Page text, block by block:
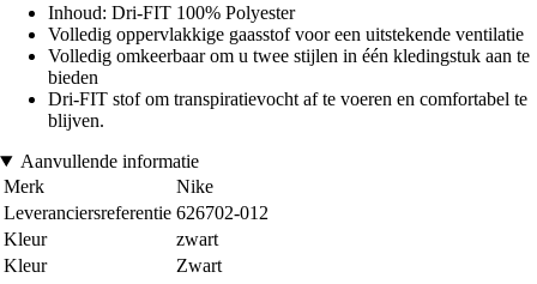
Inhoud: Dri-FIT 100% Polyester
Volledig oppervlakkige gaasstof voor een uitstekende ventilatie
Volledig omkeerbaar om u twee stijlen in één kledingstuk aan te
bieden
Dri-FIT stof om transpiratievocht af te voeren en comfortabel te
blijven.
Aanvullende informatie
Merk
Nike
Leveranciersreferentie 626702-012
Kleur
zwart
Kleur
Zwart